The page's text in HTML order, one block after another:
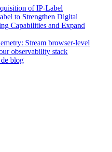
of IP-Label
to Strengthen Digital
Capabilities and Expand
Stream browser-level
observability stack
blog